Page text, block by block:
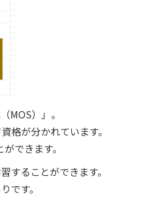
）」。
格が分かれています。
できます。
することができます。
です。